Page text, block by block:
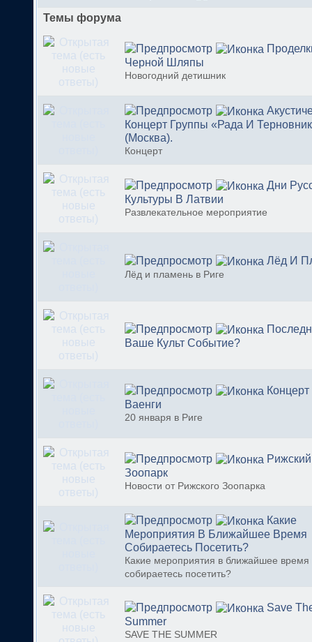
Темы форума
Черной Шляпы
Новогодний детишник
Концерт Группы «Рада И
(Москва).
Концерт
Дни
Культуры В Латвии
Развлекательное мероприятие
Лёд И
Лёд и пламень в Риге
Ваше Культ Событие?
Ваенги
20 января в Риге
Рижский
Зоопарк
Новости от Рижского Зоопарка
Какие
Мероприятия В Ближайшее Время
Собираетесь Посетить?
Какие мероприятия в ближайшее время
собираетесь посетить?
Save
Summer
SAVE THE SUMMER